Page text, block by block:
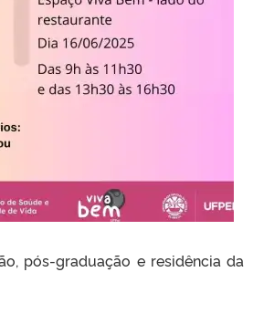
pós-graduação e residência da